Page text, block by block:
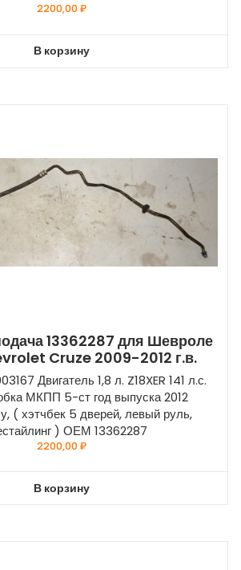
2200,00₽
В корзину
13362287 для Шевроле
Cruze 2009-2012 г.в.
Двигатель 1,8 л. Z18XER 141 л.с.
МКПП 5-ст год выпуска 2012
( хэтчбек 5 дверей, левый руль,
) ОЕМ 13362287
2200,00₽
В корзину